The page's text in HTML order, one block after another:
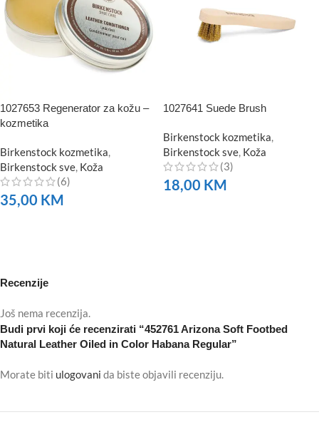
1027653 Regenerator za kožu –
kozmetika
Birkenstock kozmetika,
Birkenstock sve, Koža
(6)
35,00 KM
1027641 Suede Brush
Birkenstock kozmetika,
Birkenstock sve, Koža
(3)
18,00 KM
Recenzije
Još nema recenzija.
Budi prvi koji će recenzirati “452761 Arizona Soft Footbed
Natural Leather Oiled in Color Habana Regular”
Morate biti ulogovani da biste objavili recenziju.